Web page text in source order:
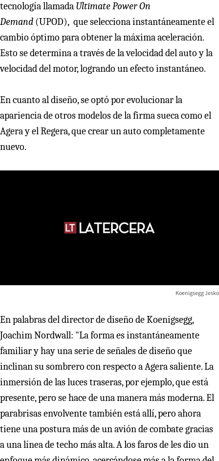
tecnología llamada Ultimate Power On
Demand (UPOD), que selecciona instantáneamente el
cambio óptimo para obtener la máxima aceleración.
Esto se determina a través de la velocidad del auto y la
velocidad del motor, logrando un efecto instantáneo.
En cuanto al diseño, se optó por evolucionar la
apariencia de otros modelos de la firma sueca como el
Agera y el Regera, que crear un auto completamente
nuevo.
Koenigsegg Jesko
En palabras del director de diseño de Koenigsegg,
Joachim Nordwall: "La forma es instantáneamente
familiar y hay una serie de señales de diseño que
inclinan su sombrero con respecto a Agera saliente. La
inmersión de las luces traseras, por ejemplo, que está
presente, pero se hace de una manera más moderna. El
parabrisas envolvente también está allí, pero ahora
tiene una postura más de un avión de combate gracias
a una línea de techo más alta. A los faros de les dio un